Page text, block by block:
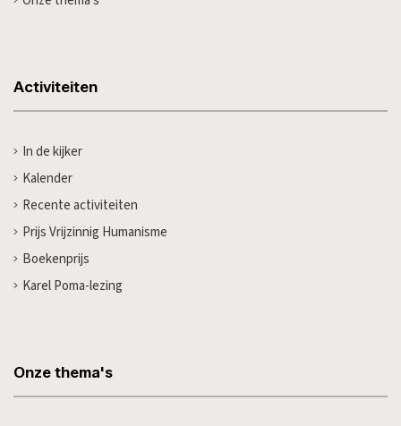
Activiteiten
In de kijker
Kalender
Recente activiteiten
Prijs Vrijzinnig Humanisme
Boekenprijs
Karel Poma-lezing
Onze thema's